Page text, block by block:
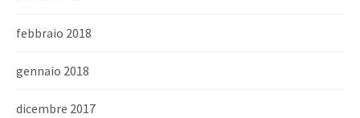
febbraio 2018
gennaio 2018
dicembre 2017